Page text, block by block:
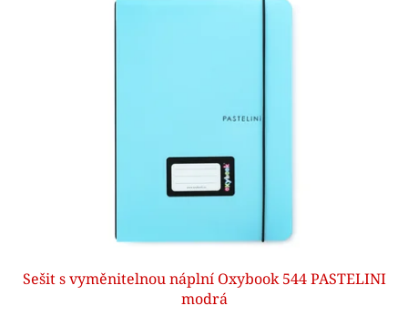
Sešit s vyměnitelnou náplní Oxybook 544 PASTELINI
modrá